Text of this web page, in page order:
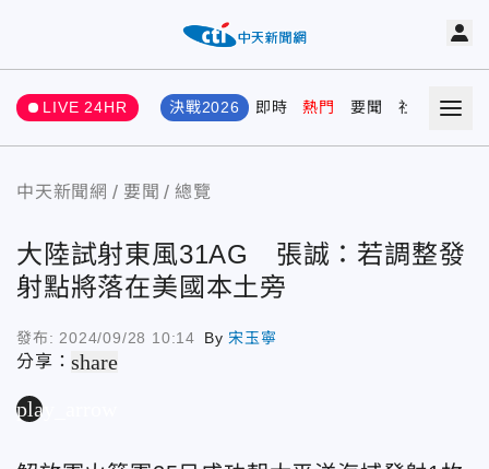
LIVE 24HR 決戰2026 即時 熱門 要聞 社會 娛樂
中天新聞網 要聞 總覽
大陸試射東風31AG 張誠：若調整發
射點將落在美國本土旁
發布: 2024/09/28 10:14 By 宋玉寧
分享：share
play_arrow